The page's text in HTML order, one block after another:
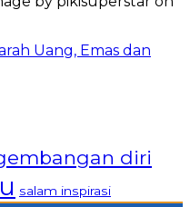
Uang, Emas dan
diri
salam inspirasi